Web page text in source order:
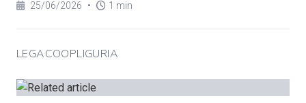
25/06/2026 • 1 min
LEGACOOPLIGURIA